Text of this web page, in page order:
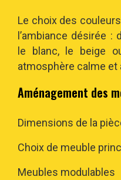
Le choix des
l’ambiance désirée
le blanc, le beige
atmosphère calme et
Aménagement des
Dimensions de la
Choix de meuble
Meubles modulables